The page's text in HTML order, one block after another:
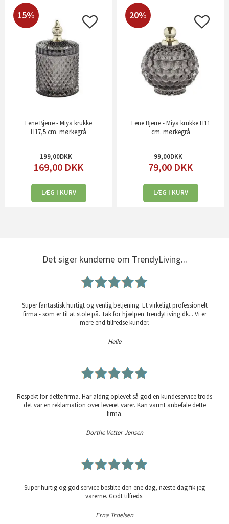
15%
Lene Bjerre - Miya krukke
H17,5 cm. mørkegrå
199,00
169,00 DKK
LÆG I KURV
20%
Lene Bjerre - Miya krukke H11
cm. mørkegrå
99,00
79,00 DKK
LÆG I KURV
Det siger kunderne om TrendyLiving...
Super fantastisk hurtigt og venlig betjening. Et virkeligt professionelt
firma - som er til at stole på. Tak for hjælpen TrendyLiving.dk... Vi er
mere end tilfredse kunder.
Helle
Respekt for dette firma. Har aldrig oplevet så god en kundeservice trods
det var en reklamation over leveret varer. Kan varmt anbefale dette
firma.
Dorthe Vetter Jensen
Super hurtig og god service bestilte den ene dag, næste dag fik jeg
varerne. Godt tilfreds.
Erna Troelsen